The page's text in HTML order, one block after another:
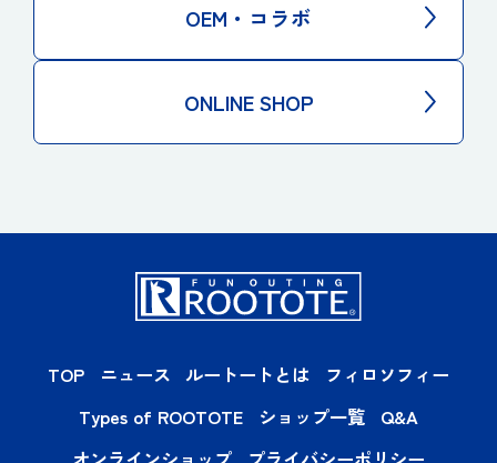
OEM・コラボ
ONLINE SHOP
TOP ニュース ルートートとは
フィロソフィー
Types of ROOTOTE
ショップ一覧
Q&A